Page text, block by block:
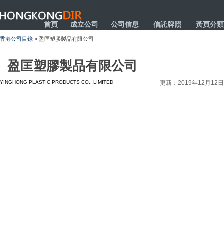
HONGKONGDIR
首頁 成立公司 公司信息 信託牌照 黃頁分類
香港公司目錄 » 盈匡塑膠製品有限公司
盈匡塑膠製品有限公司
YINGHONG PLASTIC PRODUCTS CO., LIMITED 更新：2019年12月12日